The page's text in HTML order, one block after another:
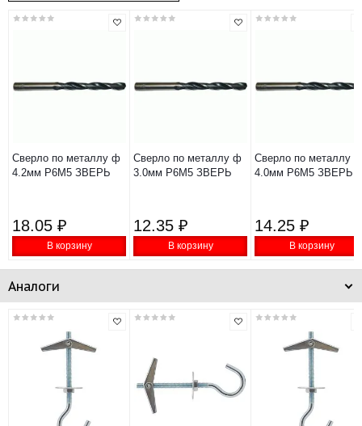
Сверло по металлу ф
4.2мм Р6М5 ЗВЕРЬ
18.05 ₽
В корзину
Сверло по металлу ф
3.0мм Р6М5 ЗВЕРЬ
12.35 ₽
В корзину
Сверло по металлу ф
4.0мм Р6М5 ЗВЕРЬ
14.25 ₽
В корзину
Аналоги